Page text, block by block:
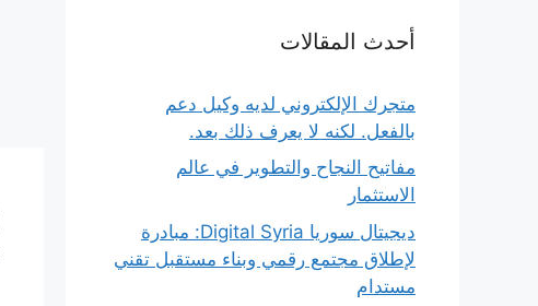
أحدث المقالات
متجرك الإلكتروني لديه وكيل دعم
بالفعل. لكنه لا يعرف ذلك بعد.
مفاتيح النجاح والتطوير في عالم
الاستثمار
ديجيتال سوريا Digital Syria: مبادرة
لإطلاق مجتمع رقمي وبناء مستقبل تقني
مستدام